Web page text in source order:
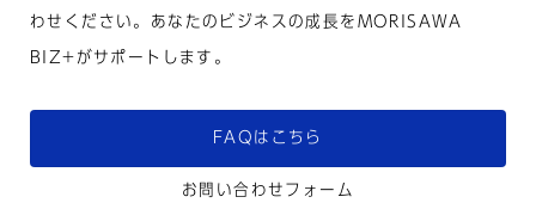
わせください。あなたのビジネスの成長をMORISAWA
BIZ+がサポートします。
FAQはこちら
お問い合わせフォーム